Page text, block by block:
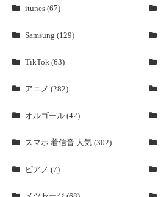
itunes (67)
Samsung (129)
TikTok (63)
アニメ (282)
オルゴール (42)
スマホ 着信音 人気 (302)
ピアノ (7)